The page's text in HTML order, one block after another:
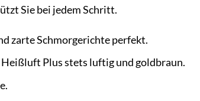
Sie bei jedem Schritt.
zarte Schmorgerichte perfekt.
Plus stets luftig und goldbraun.